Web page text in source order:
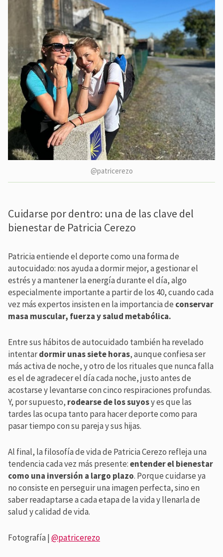
@patricerezo
Cuidarse por dentro: una de las clave del
bienestar de Patricia Cerezo
Patricia entiende el deporte como una forma de
autocuidado: nos ayuda a dormir mejor, a gestionar el
estrés y a mantener la energía durante el día, algo
especialmente importante a partir de los 40, cuando cada
vez más expertos insisten en la importancia de conservar
masa muscular, fuerza y salud metabólica.
Entre sus hábitos de autocuidado también ha revelado
intentardormir unas siete horas, aunque confiesa ser
más activa de noche, y otro de los rituales que nunca falla
es el de agradecer el día cada noche, justo antes de
acostarse y levantarse con cinco respiraciones profundas.
Y, por supuesto, rodearse de los suyosy es que las
tardes las ocupa tanto para hacer deporte como para
pasar tiempo con su pareja y sus hijas.
Al final, la filosofía de vida de Patricia Cerezo refleja una
tendencia cada vez más presente:entender el bienestar
como una inversión a largo plazo. Porque cuidarse ya
no consiste en perseguir una imagen perfecta, sino en
saber readaptarse a cada etapa de la vida y llenarla de
salud y calidad de vida.
Fotografía |@patricerezo